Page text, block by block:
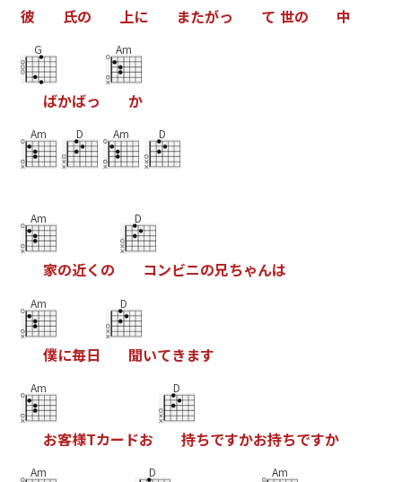
彼 氏の 上に またがっ て 世の 中
G
ばかばっ
Am
か
Am D Am D
Am
家の近く の
D
コンビニの兄ちゃんは
Am
僕に毎日
D
聞いてき ます
Am
お客様Tカー ドお
D
持ちですかお持ちですか
Am D Am